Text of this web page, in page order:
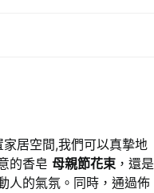
居空間,我們可以真摯地
的香皂 母親節花束，還是
人的氣氛。同時，通過佈